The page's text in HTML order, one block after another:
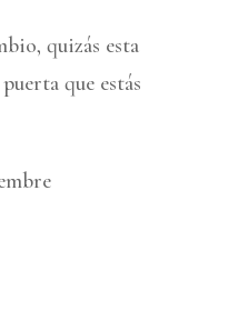
quizás esta
que estás